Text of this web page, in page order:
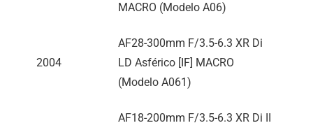
MACRO (Modelo A06)
2004
AF28-300mm F/3.5-6.3 XR Di
LD Asférico [IF] MACRO
(Modelo A061)
AF18-200mm F/3.5-6.3 XR Di II